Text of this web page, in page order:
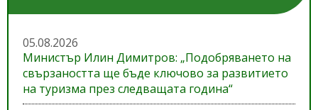
05.08.2026
Министър Илин Димитров: „Подобряването на
свързаността ще бъде ключово за развитието
на туризма през следващата година“